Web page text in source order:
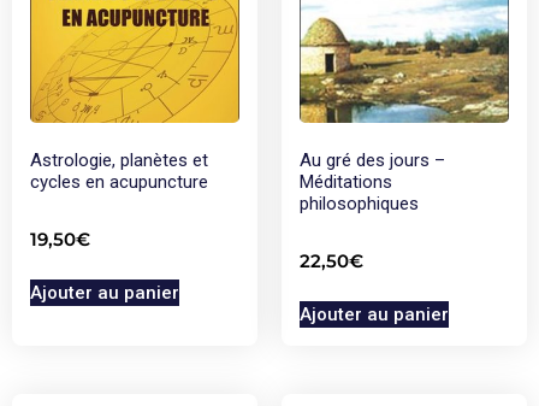
Astrologie, planètes et
cycles en acupuncture
19,50€
Ajouter au panier
Au gré des jours –
Méditations
philosophiques
22,50€
Ajouter au panier